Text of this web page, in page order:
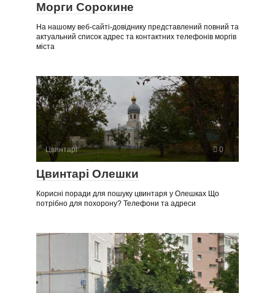
Морги Сорокине
На нашому веб-сайті-довіднику представлений повний та
актуальний список адрес та контактних телефонів моргів
міста
Цвинтарі 0
Цвинтарі Олешки
Корисні поради для пошуку цвинтаря у Олешках Що
потрібно для похорону? Телефони та адреси